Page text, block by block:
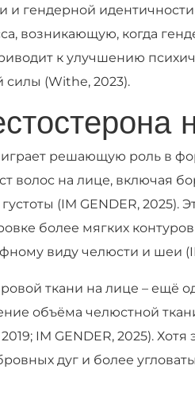
и гендерной
возникающую, когда
к улучшению
(Withe, 2023).
играет решающую роль в
волос на лице, включая
(IM GENDER,
более мягких
виду челюсти и шеи
ткани на лице – ещё
объёма челюстной
IM GENDER, 2025).
дуг и более